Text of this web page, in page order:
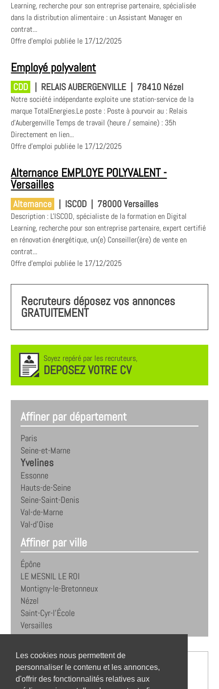
Les cookies nous permettent de
personnaliser le contenu et les annonces,
d'offrir des fonctionnalités relatives aux
Learning, recherche pour son entreprise partenaire, spécialisée
dans la distribution alimentaire : un Assistant Manager en
contrat...
Offre d'emploi publiée le 17/12/2025
Employé polyvalent
CDD | RELAIS AUBERGENVILLE | 78410 Nézel
Notre société indépendante exploite une station-service de la
marque TotalEnergies.Le poste : Poste à pourvoir au : Relais
d'Aubergenville Temps de travail (heure / semaine) : 35h
Directement en lien...
Offre d'emploi publiée le 17/12/2025
Alternance EMPLOYE POLYVALENT -
Versailles
Alternance | ISCOD | 78000 Versailles
Description : L'ISCOD, spécialiste de la formation en Digital
Learning, recherche pour son entreprise partenaire, expert certifié
en rénovation énergétique, un(e) Conseiller(ère) de vente en
contrat...
Offre d'emploi publiée le 17/12/2025
Recruteurs déposez vos annonces
GRATUITEMENT
Soyez repéré par les recruteurs,
DEPOSEZ VOTRE CV
Affiner par département
Paris
Seine-et-Marne
Yvelines
Essonne
Hauts-de-Seine
Seine-Saint-Denis
Val-de-Marne
Val-d'Oise
Affiner par ville
Épône
LE MESNIL LE ROI
Montigny-le-Bretonneux
Nézel
Saint-Cyr-l'École
Versailles